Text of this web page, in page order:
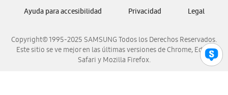
Samsung Venezuela
Copyright© 1995-2025 SAMSUNG Todos los Derechos Reservados.
Este sitio se ve mejor en las últimas versiones de Chrome, Edge,
Safari y Mozilla Firefox.
Ayuda para accesibilidad Privacidad Legal